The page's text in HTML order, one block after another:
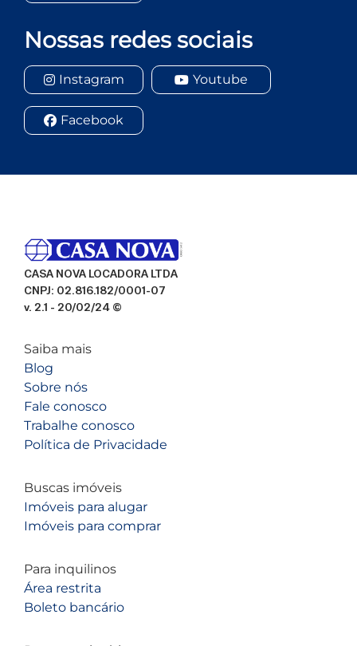
Nossas redes sociais
Instagram Youtube
Facebook
CASA NOVA LOCADORA LTDA
CNPJ: 02.816.182/0001-07
v. 2.1 - 20/02/24 ©
Saiba mais
Blog
Sobre nós
Fale conosco
Trabalhe conosco
Política de Privacidade
Buscas imóveis
Imóveis para alugar
Imóveis para comprar
Para inquilinos
Área restrita
Boleto bancário